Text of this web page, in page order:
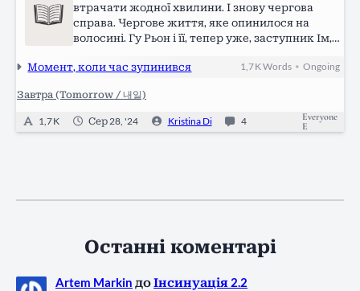
втрачати жодної хвилини. І знову чергова
справа. Чергове життя, яке опинилося на
волосині. Гу Рьон і її, тепер уже, заступник Ім,
однієї з багатоповерхівок, що знаходилася в
Момент, коли час зупинився 1,7 KWords •Ongoing
Завтра (Tomorrow / 내일)
1,7 K Сер 28, '24 Kristina Di 4
Everyone
E
Останні коментарі
Artem Markin доІнсинуація 2.2